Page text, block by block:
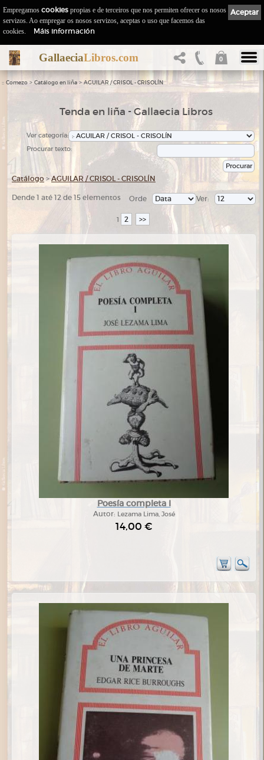
GallaeciaLibros.com 0
:: Comezo > Catálogo en liña > AGUILAR / CRISOL - CRISOLÍN
Tenda en liña - Gallaecia Libros
Ver categoría:
Procurar texto:
Catálogo >AGUILAR / CRISOL - CRISOLÍN
Dende 1 até 12 de 15 elementos Ver:
Orde
1 2 >>
Poesía completa I
Autor: Lezama Lima, José
14,00 €
Aceptar
Empregamos cookies propias e de terceiros que nos permiten ofrecer os nosos
servizos. Ao empregar os nosos servizos, aceptas o uso que facemos das
cookies.
Máis información